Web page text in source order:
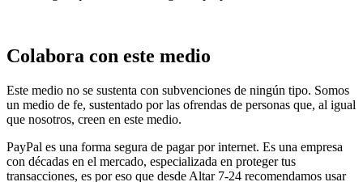
Colabora con este medio
Este medio no se sustenta con subvenciones de ningún tipo. Somos
un medio de fe, sustentado por las ofrendas de personas que, al igual
que nosotros, creen en este medio.
PayPal es una forma segura de pagar por internet. Es una empresa
con décadas en el mercado, especializada en proteger tus
transacciones, es por eso que desde Altar 7-24 recomendamos usar